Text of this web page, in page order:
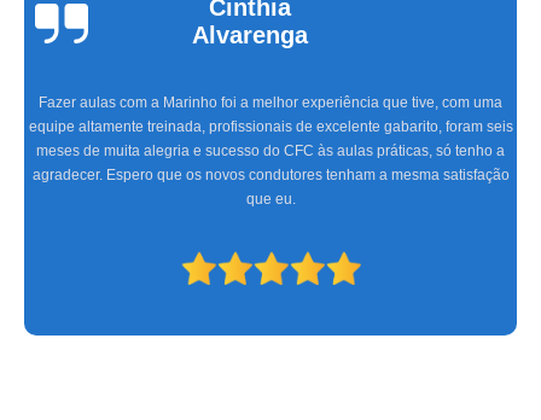
Cinthia
Alvarenga
Fazer aulas com a Marinho foi a melhor experiência que tive, com uma
equipe altamente treinada, profissionais de excelente gabarito, foram seis
meses de muita alegria e sucesso do CFC às aulas práticas, só tenho a
agradecer. Espero que os novos condutores tenham a mesma satisfação
que eu.